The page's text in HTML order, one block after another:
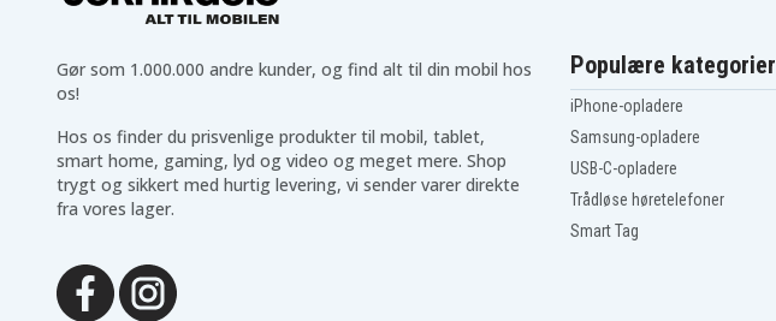
Gør som 1.000.000 andre kunder, og find alt til din mobil hos
os!
Hos os finder du prisvenlige produkter til mobil, tablet,
smart home, gaming, lyd og video og meget mere. Shop
trygt og sikkert med hurtig levering, vi sender varer direkte
fra vores lager.
Populære kategorier
iPhone-opladere
Samsung-opladere
USB-C-opladere
Trådløse høretelefoner
Smart Tag